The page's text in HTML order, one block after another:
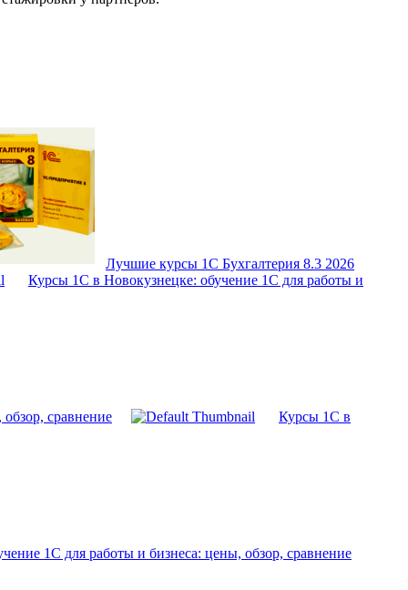
Лучшие курсы 1С Бухгалтерия 8.3 2026
Курсы 1С в Новокузнецке: обучение 1С для работы и
сравнение Курсы 1С в
1С для работы и бизнеса: цены, обзор, сравнение